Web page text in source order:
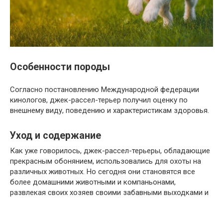
Особенности породы
Согласно постановлению Международной федерации
кинологов, джек-рассел-терьер получил оценку по
внешнему виду, поведению и характеристикам здоровья.
Уход и содержание
Как уже говорилось, джек-рассел-терьеры, обладающие
прекрасным обонянием, использовались для охоты на
различных животных. Но сегодня они становятся все
более домашними животными и компаньонами,
развлекая своих хозяев своими забавными выходками и